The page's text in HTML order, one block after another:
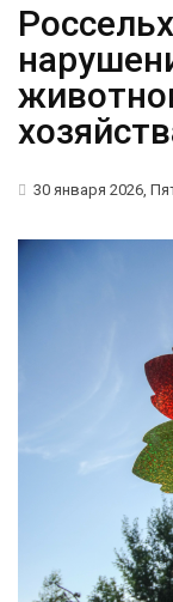
30 января 2026,